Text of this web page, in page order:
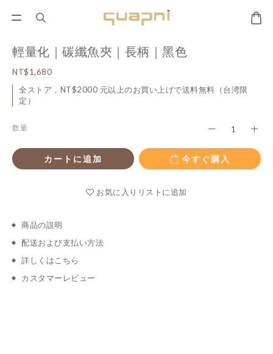
輕量化｜碳纖魚夾｜長柄｜黑色
NT$1,680
全ストア，NT$2000 元以上のお買い上げで送料無料（台湾限
定）
数量
カートに追加 今すぐ購入
お気に入りリストに追加
商品の説明
配送および支払い方法
詳しくはこちら
カスタマーレビュー